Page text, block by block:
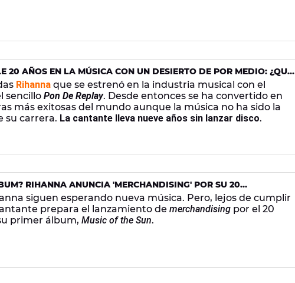
20 AÑOS EN LA MÚSICA CON UN DESIERTO DE POR MEDIO: ¿QUÉ
ÁLBUM?
Rihanna que se estrenó en la industria musical con el
sencillo Pon De Replay. Desde entonces se ha convertido en
más exitosas del mundo aunque la música no ha sido la
su carrera. La cantante lleva nueve años sin lanzar disco.
RIHANNA ANUNCIA 'MERCHANDISING' POR SU 20
LA MÚSICA
siguen esperando nueva música. Pero, lejos de cumplir
prepara el lanzamiento de merchandising por el 20
primer álbum, Music of the Sun.